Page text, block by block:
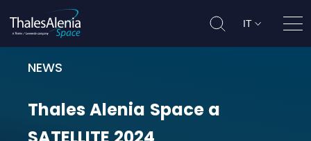
IT
NEWS
Thales Alenia Space a SATELLITE
ThalesAlenia Space a